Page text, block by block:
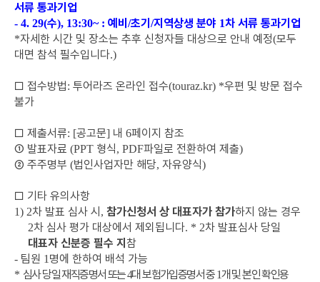
서류 통과기업
- 4. 29(수), 13:30~ : 예비 /초기 /지역상생 분야 1차 서류 통과기업
*자세한 시간 및 장소는 추후 신청자들 대상으로 안내 예정(모두
대면 참석 필수입니다.)
□ 접수방법: 투어라즈 온라인 접수(touraz.kr) *우편 및 방문 접수
불가
□ 제출서류: [공고문] 내 6페이지 참조
① 발표자료 (PPT 형식, PDF파일로 전환하여 제출)
② 주주명부 (법인사업자만 해당, 자유양식)
□ 기타 유의사항
1) 2차 발표 심사 시 , 참가신청서 상 대표자가 참가하지 않는 경우
2차 심사 평가 대상에서 제외됩니다. * 2차 발표심사 당일
대표자 신분증 필수 지참
- 팀원 1 명에 한하여 배석 가능
* 심사 당일 재직증명서 또는4대 보험가입증명서 중1개 및 본인 확인용